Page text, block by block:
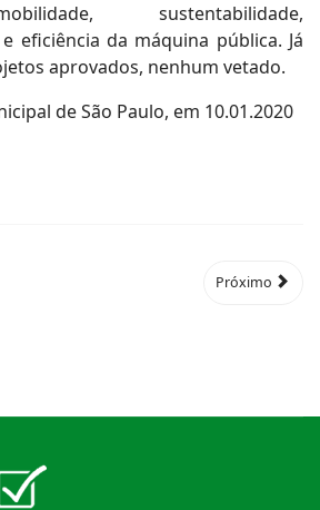
sustentabilidade,
eficiência da máquina pública. Já
aprovados, nenhum vetado.
de São Paulo, em 10.01.2020
Próximo